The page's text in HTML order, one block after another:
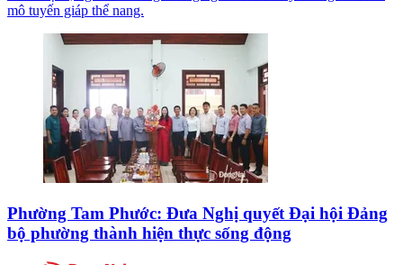
mô tuyến giáp thể nang.
Phường Tam Phước: Đưa Nghị quyết Đại hội Đảng
bộ phường thành hiện thực sống động